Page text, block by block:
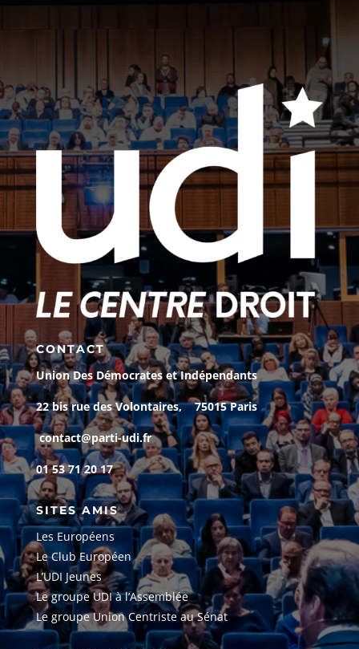
CONTACT
Union Des Démocrates et Indépendants
22 bis rue des Volontaires, 75015 Paris
contact@parti-udi.fr
01 53 71 20 17
SITES AMIS
Les Européens
Le Club Européen
L’UDI Jeunes
Le groupe UDI à l’Assemblée
Le groupe Union Centriste au Sénat